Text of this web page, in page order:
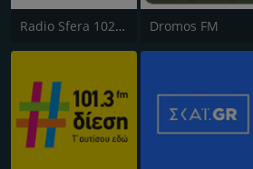
Radio Sfera 102.2 FM Dromos FM